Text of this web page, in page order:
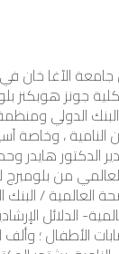
الآغا خان
جونز هوبكنز
الدولي
، وخاصة
الدكتور هايدر
من بلومبرج
العالمية /
الدلائل
الأطفال ؛ وألف